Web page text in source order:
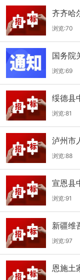
齐齐哈
院第一
浏览:70
国务院
通知
浏览:69
绥德县
浏览:81
泸州市
标公告
浏览:88
宣恩县
（消毒
浏览:91
新疆维
化科氢
示
浏览:97
恩施土